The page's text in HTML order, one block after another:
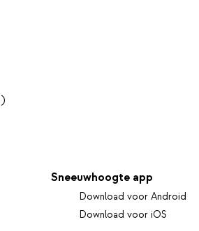
Sneeuwhoogte app
Download voor Android
Download voor iOS